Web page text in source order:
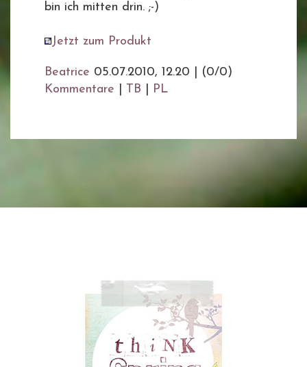
bin ich mitten drin. ;-)
Jetzt zum Produkt
Beatrice 05.07.2010, 12.20
(0/0)
Kommentare
TB PL